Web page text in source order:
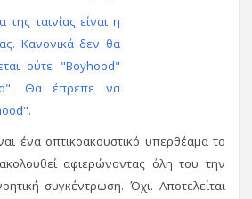
της ταινίας είναι η
Κανονικά δεν θα
ούτε "Boyhood"
Θα έπρεπε να
ένα οπτικοακουστικό υπερθέαμα το
αφιερώνοντας όλη του την
συγκέντρωση. Όχι. Αποτελείται